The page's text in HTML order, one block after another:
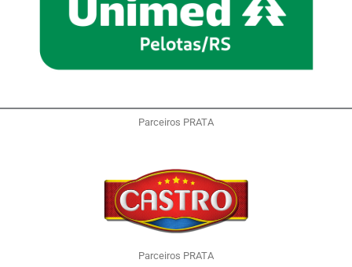
Parceiros PRATA
Parceiros PRATA